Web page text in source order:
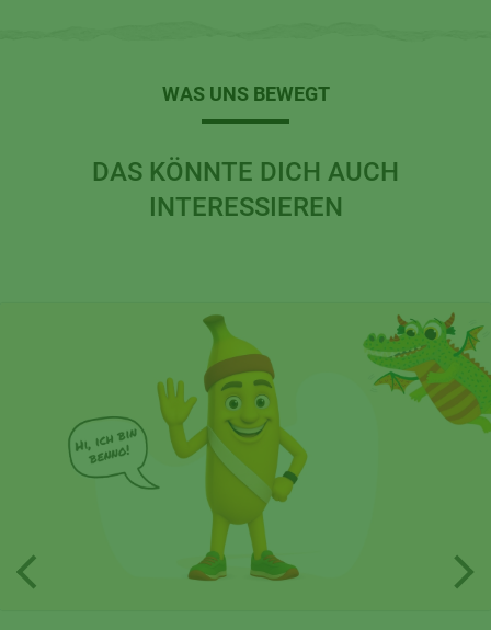
WAS UNS BEWEGT
DAS KÖNNTE DICH AUCH
INTERESSIEREN